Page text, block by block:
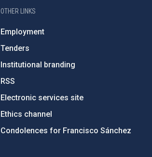
OTHER LINKS
Employment
Tenders
Institutional branding
RSS
Electronic services site
Ethics channel
Condolences for Francisco Sánchez